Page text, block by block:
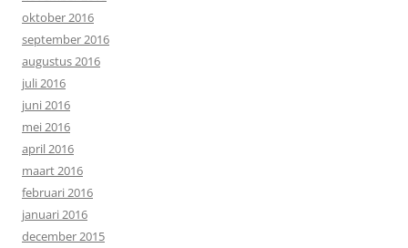
oktober 2016
september 2016
augustus 2016
juli 2016
juni 2016
mei 2016
april 2016
maart 2016
februari 2016
januari 2016
december 2015